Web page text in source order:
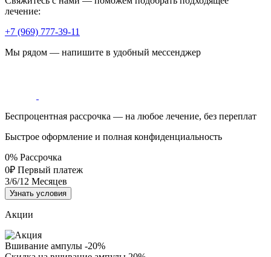
лечение:
+7 (969) 777-39-11
Мы рядом — напишите в удобный мессенджер
Беспроцентная рассрочка — на любое лечение, без переплат
Быстрое оформление и полная конфиденциальность
0% Рассрочка
0₽ Первый платеж
3/6/12 Месяцев
Узнать условия
Акции
Вшивание ампулы -20%